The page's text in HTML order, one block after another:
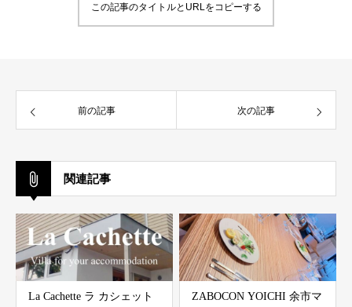
この記事のタイトルとURLをコピーする
前の記事 次の記事
関連記事
La Cachette ラ カシェット
ZABOCON YOICHI 余市マ